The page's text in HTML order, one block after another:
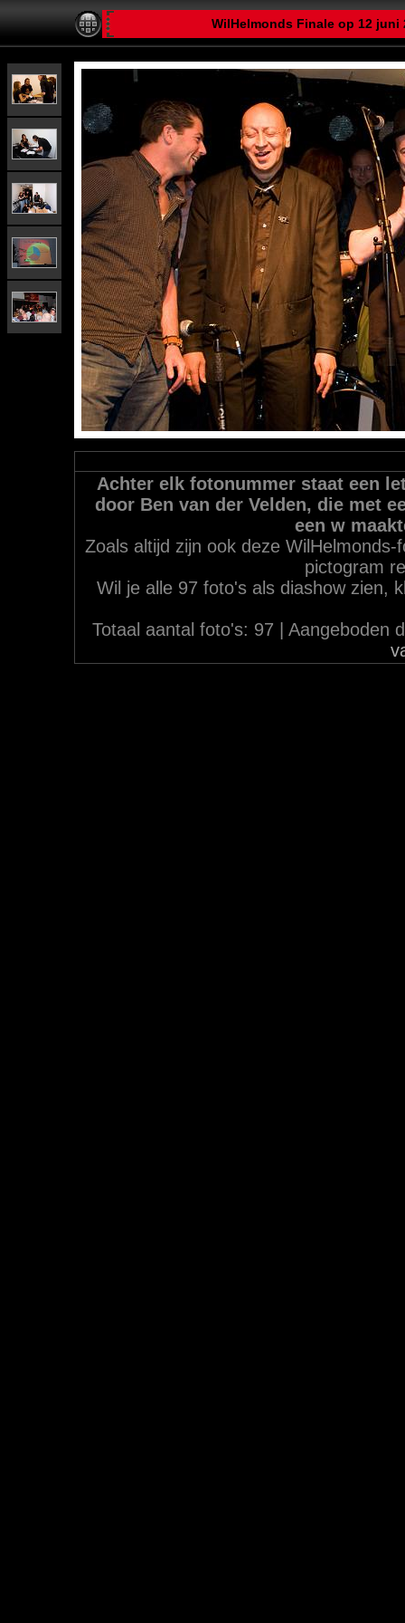
WilHelmonds Finale op 12
Achter elk fotonummer staat een
door Ben van der Velden, die met
een w
Zoals altijd zijn ook deze
pictogram
Wil je alle 97 foto's als diashow zien,
Totaal aantal foto's: 97 | Aangeboden